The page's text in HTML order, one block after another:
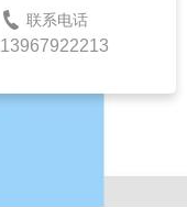
联系电话
13967922213